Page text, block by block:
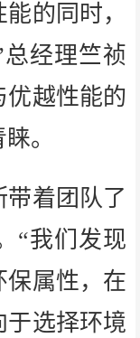
的同时，
经理竺祯
优越性能的
。
着团队了
“我们发现
保属性，在
于选择环境